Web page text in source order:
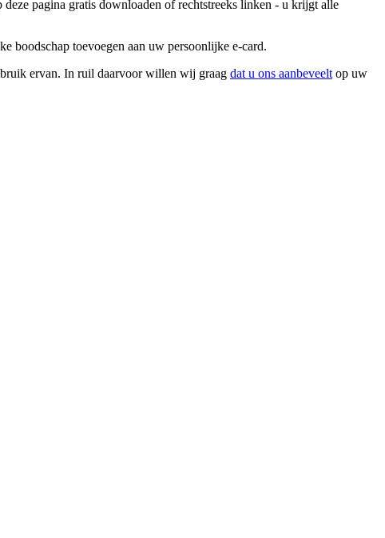
pagina gratis downloaden of rechtstreeks linken - u krijgt alle
boodschap toevoegen aan uw persoonlijke e-card.
ervan. In ruil daarvoor willen wij graag dat u ons aanbeveelt op uw